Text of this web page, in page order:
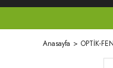
Anasayfa OPTİK-